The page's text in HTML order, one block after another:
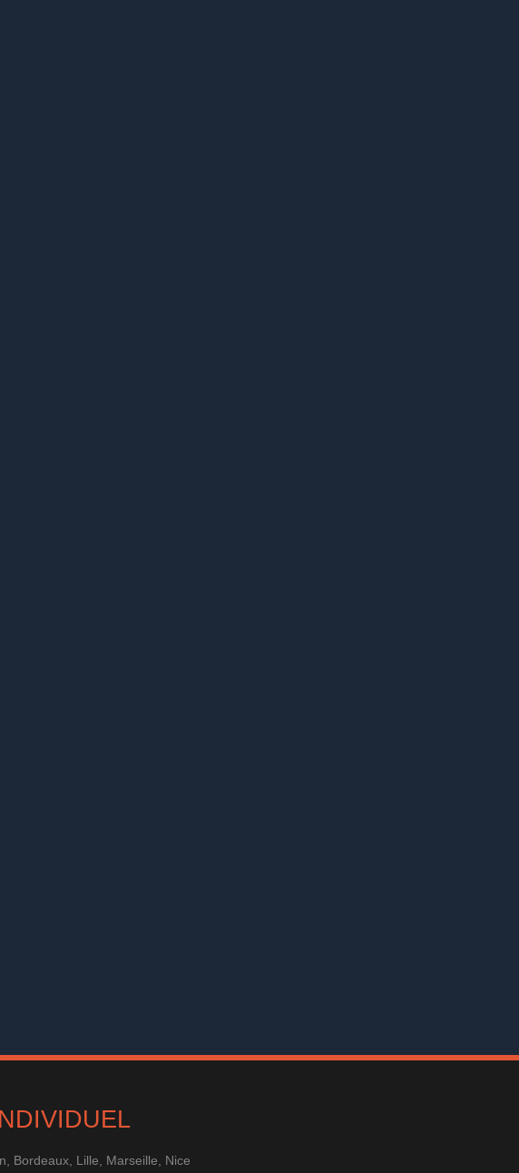
Bordeaux, Lille, Marseille, Nice